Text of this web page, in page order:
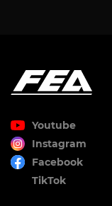
Youtube
Instagram
Facebook
TikTok